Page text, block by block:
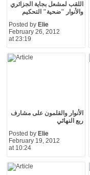
اللقب لمشعل بجاية الجزائري
والأنوار "ضحية" التحكيم
Posted by Elie
February 26, 2012
at 23:19
الأنوار والقلمون على مشارف
ربع النهائي
Posted by Elie
February 19, 2012
at 10:24